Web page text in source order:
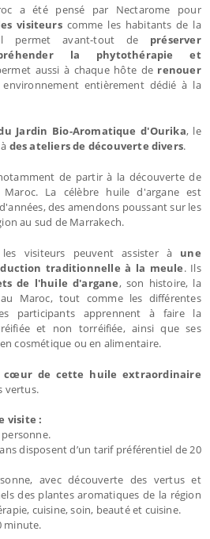
a été pensé par Nectarome pour
visiteurscomme les habitants de la
permet avant-tout de préserver
la phytothérapie et
aussi à chaque hôte de renouer
entièrement dédié à la
Jardin Bio-Aromatique d'Ourika, le
des ateliers de découverte divers.
de partir à la découverte de
La célèbre huile d'argane est
des amendons poussant sur les
au sud de Marrakech.
visiteurs peuvent assister à une
traditionnelle à la meule. Ils
de l'huile d'argane, son histoire, la
Maroc, tout comme les différentes
participants apprennent à faire la
et non torréifiée, ainsi que ses
cosmétique ou en alimentaire.
cœur de cette huile extraordinaire
vertus.
visite :
disposent d’un tarif préférentiel de 20
avec découverte des vertus et
des plantes aromatiques de la région
cuisine, soin, beauté et cuisine.
minute.